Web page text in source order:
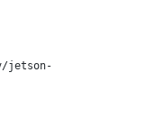
jetson-